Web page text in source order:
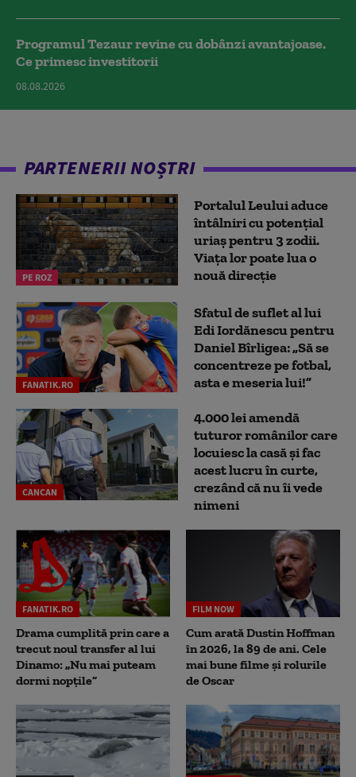
Programul Tezaur revine cu dobânzi avantajoase.
Ce primesc investitorii
08.08.2026
PARTENERII NOȘTRI
PE ROZ
Portalul Leului aduce
întâlniri cu potențial
uriaș pentru 3 zodii.
Viața lor poate lua o
nouă direcție
FANATIK.RO
Sfatul de suflet al lui
Edi Iordănescu pentru
Daniel Bîrligea: „Să se
concentreze pe fotbal,
asta e meseria lui!”
CANCAN
4.000 lei amendă
tuturor românilor care
locuiesc la casă și fac
acest lucru în curte,
crezând că nu îi vede
nimeni
FANATIK.RO
Drama cumplită prin care a
trecut noul transfer al lui
Dinamo: „Nu mai puteam
dormi nopțile”
FILM NOW
Cum arată Dustin Hoffman
în 2026, la 89 de ani. Cele
mai bune filme și rolurile
de Oscar